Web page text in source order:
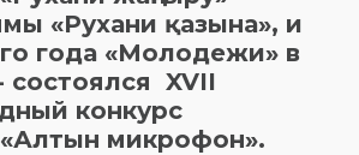
«Рухани қазына», и
года «Молодежи» в
состоялся XVII
конкурс
микрофон».